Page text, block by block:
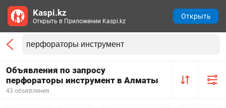
Объявления по запросу
перфораторы инструмент в Алматы
43 объявления
Kaspi.kz
Открыть в Приложении Kaspi.kz
Открыть